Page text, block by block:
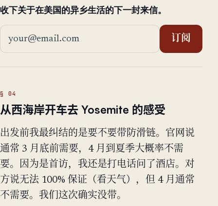
收下关于在美国的异乡生活的下一封来信。
邮箱地址
订阅
从西海岸开车去 Yosemite 的感受
出发前我最纠结的是要不要带防滑链。官网说
通常 3 月底前需要，4 月到夏季大概率不需
要。因为是首访，我还是打电话问了酒店。对
方说无法 100% 保证（看天气），但 4 月通常
不需要。我们这次确实没带。